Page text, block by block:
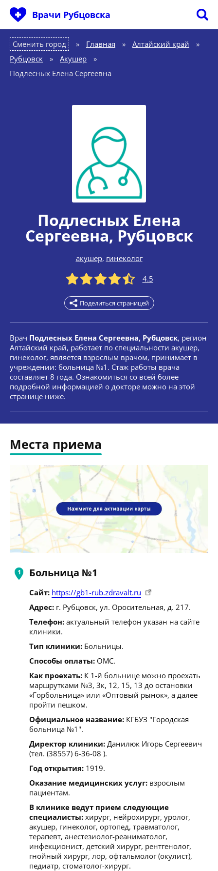
Врачи Рубцовска
Сменить город Главная » Алтайский край
»
Рубцовск
» Акушер
»
Подлесных Елена Сергеевна
Подлесных Елена
Сергеевна, Рубцовск
акушер, гинеколог
4.5
Поделиться страницей
Врач Подлесных Елена Сергеевна, Рубцовск, регион
Алтайский край, работает по специальности акушер,
гинеколог, является взрослым врачом, принимает в
учреждении: больница №1. Стаж работы врача
составляет 8 года. Ознакомиться со всей более
подробной информацией о докторе можно на этой
странице ниже.
Места приема
Больница №1
Сайт: https://gb1-rub.zdravalt.ru
Адрес: г. Рубцовск, ул. Оросительная, д. 217.
Телефон: актуальный телефон указан на сайте
клиники.
Тип клиники: Больницы.
Способы оплаты: ОМС.
Как проехать: К 1-й больнице можно проехать
маршрутками №3, 3к, 12, 15, 13 до остановки
«Горбольница» или «Оптовый рынок», а далее
пройти пешком.
Официальное название: КГБУЗ "Городская
больница №1".
Директор клиники: Данилюк Игорь Сергеевич
(тел. (38557) 6-36-08 ).
Год открытия: 1919.
Оказание медицинских услуг: взрослым
пациентам.
В клинике ведут прием следующие
специалисты: хирург, нейрохирург, уролог,
акушер, гинеколог, ортопед, травматолог,
терапевт, анестезиолог-реаниматолог,
инфекционист, детский хирург, рентгенолог,
гнойный хирург, лор, офтальмолог (окулист),
педиатр, стоматолог-хирург.